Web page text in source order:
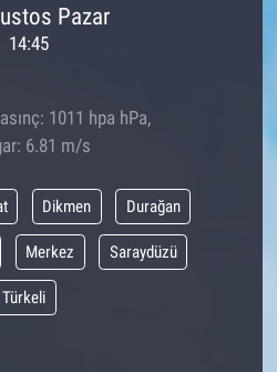
Pazar
14:45
1011 hpa hPa,
6.81 m/s
Dikmen Durağan
Merkez Saraydüzü
Türkeli